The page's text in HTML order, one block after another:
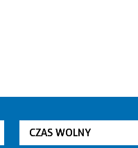
CZAS WOLNY